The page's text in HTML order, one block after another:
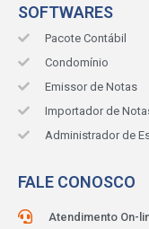
SOFTWARES
Pacote Contábil
Condomínio
Emissor de Notas
Importador de
Administrador de
FALE CONOSCO
Atendimento On-